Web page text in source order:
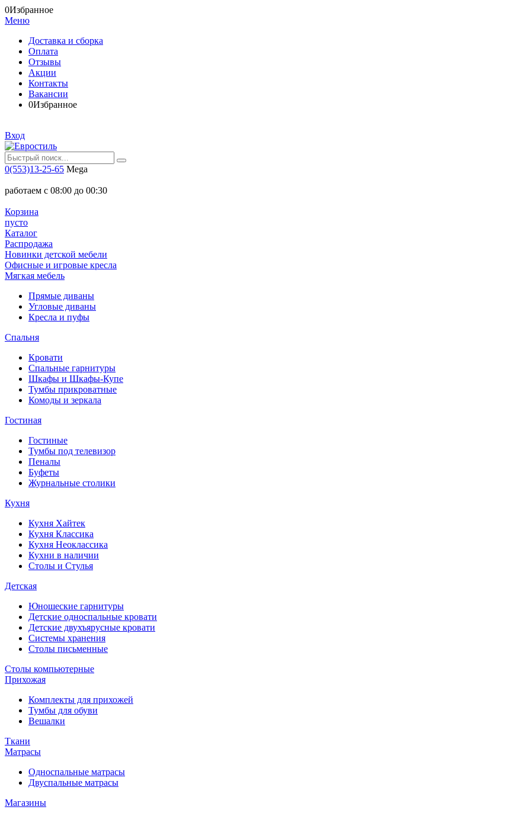
0Избранное
Меню
Доставка и сборка
Оплата
Отзывы
Акции
Контакты
Вакансии
0Избранное
Вход
0(553)13-25-65 Mega
работаем с 08:00 до 00:30
Корзина
пусто
Каталог
Распродажа
Новинки детской мебели
Офисные и игровые кресла
Мягкая мебель
Прямые диваны
Угловые диваны
Кресла и пуфы
Спальня
Кровати
Спальные гарнитуры
Шкафы и Шкафы-Купе
Тумбы прикроватные
Комоды и зеркала
Гостиная
Гостиные
Тумбы под телевизор
Пеналы
Буфеты
Журнальные столики
Кухня
Кухня Хайтек
Кухня Классика
Кухня Неоклассика
Кухни в наличии
Столы и Стулья
Детская
Юношеские гарнитуры
Детские односпальные кровати
Детские двухъярусные кровати
Системы хранения
Столы письменные
Столы компьютерные
Прихожая
Комплекты для прихожей
Тумбы для обуви
Вешалки
Ткани
Матрасы
Односпальные матрасы
Двуспальные матрасы
Магазины